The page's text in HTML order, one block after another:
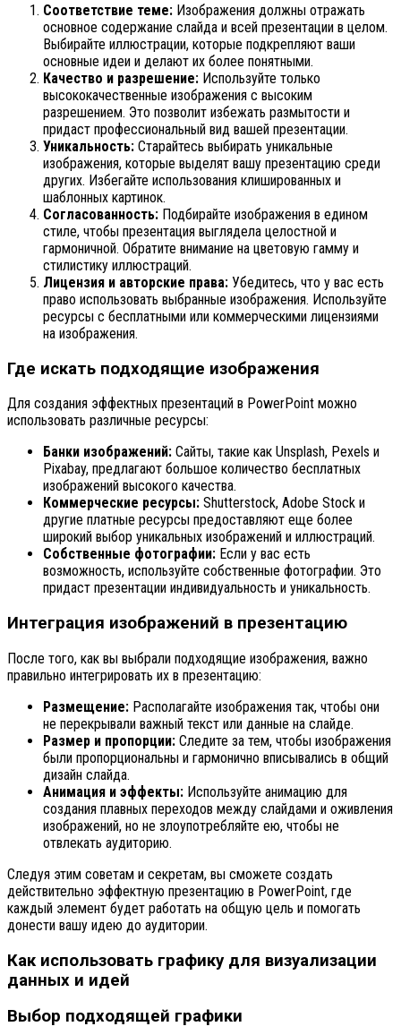
Соответствие теме: Изображения должны отражать
основное содержание слайда и всей презентации в целом.
Выбирайте иллюстрации, которые подкрепляют ваши
основные идеи и делают их более понятными.
Качество и разрешение: Используйте только
высококачественные изображения с высоким
разрешением. Это позволит избежать размытости и
придаст профессиональный вид вашей презентации.
Уникальность: Старайтесь выбирать уникальные
изображения, которые выделят вашу презентацию среди
других. Избегайте использования клишированных и
шаблонных картинок.
Согласованность: Подбирайте изображения в едином
стиле, чтобы презентация выглядела целостной и
гармоничной. Обратите внимание на цветовую гамму и
стилистику иллюстраций.
Лицензия и авторские права: Убедитесь, что у вас есть
право использовать выбранные изображения. Используйте
ресурсы с бесплатными или коммерческими лицензиями
на изображения.
Где искать подходящие изображения
Для создания эффектных презентаций в PowerPoint можно
использовать различные ресурсы:
Банки изображений: Сайты, такие как Unsplash, Pexels и
Pixabay, предлагают большое количество бесплатных
изображений высокого качества.
Коммерческие ресурсы: Shutterstock, Adobe Stock и
другие платные ресурсы предоставляют еще более
широкий выбор уникальных изображений и иллюстраций.
Собственные фотографии: Если у вас есть
возможность, используйте собственные фотографии. Это
придаст презентации индивидуальность и уникальность.
Интеграция изображений в презентацию
После того, как вы выбрали подходящие изображения, важно
правильно интегрировать их в презентацию:
Размещение: Располагайте изображения так, чтобы они
не перекрывали важный текст или данные на слайде.
Размер и пропорции: Следите за тем, чтобы изображения
были пропорциональны и гармонично вписывались в общий
дизайн слайда.
Анимация и эффекты: Используйте анимацию для
создания плавных переходов между слайдами и оживления
изображений, но не злоупотребляйте ею, чтобы не
отвлекать аудиторию.
Следуя этим советам и секретам, вы сможете создать
действительно эффектную презентацию в PowerPoint, где
каждый элемент будет работать на общую цель и помогать
донести вашу идею до аудитории.
Как использовать графику для визуализации
данных и идей
Выбор подходящей графики